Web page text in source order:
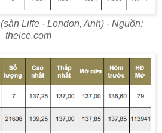
Liffe - London, Anh) - Nguồn:
theice.com